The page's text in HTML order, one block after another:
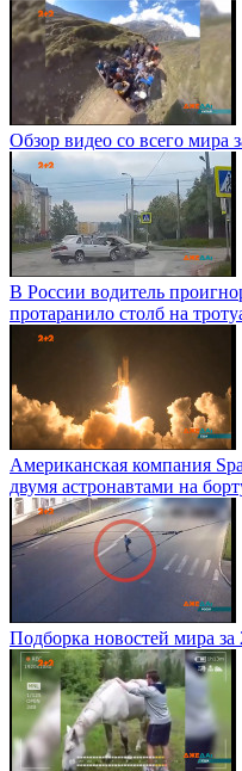
Обзор видео со всего мира
В России водитель
протаранило столб на
Американская компания
двумя астронавтами на
Подборка новостей мира за